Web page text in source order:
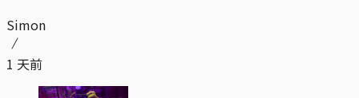
Simon
1 天前